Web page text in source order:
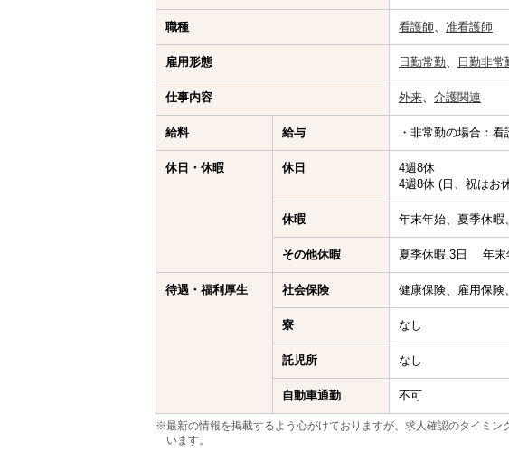
職種 看護師、 准看護師
雇用形態 日勤常勤、 日勤非常
仕事内容 外来、 介護関連
給料 給与 ・非常勤の場合：
休日・休暇 休日
4週8休
4週8休 (日、祝はお
休暇 年末年始、夏季休暇
その他休暇 夏季休暇 3日 年末
待遇・福利厚生 社会保険 健康保険、雇用保険
寮 なし
託児所 なし
自動車通勤 不可
※最新の情報を掲載するよう心がけておりますが、求人確認のタイミ
います。